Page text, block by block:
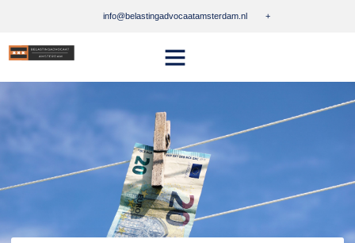
info@belastingadvocaatamsterdam.nl +